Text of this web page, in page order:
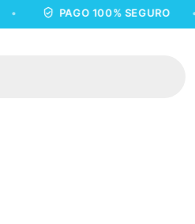
PAGO 100% SEGURO •